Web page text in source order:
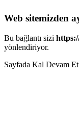
Web sitemizden
Bu bağlantı sizi
yönlendiriyor.
Sayfada Kal Devam Et